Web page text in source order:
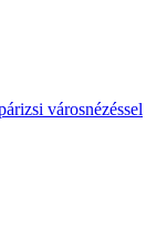
városnézéssel